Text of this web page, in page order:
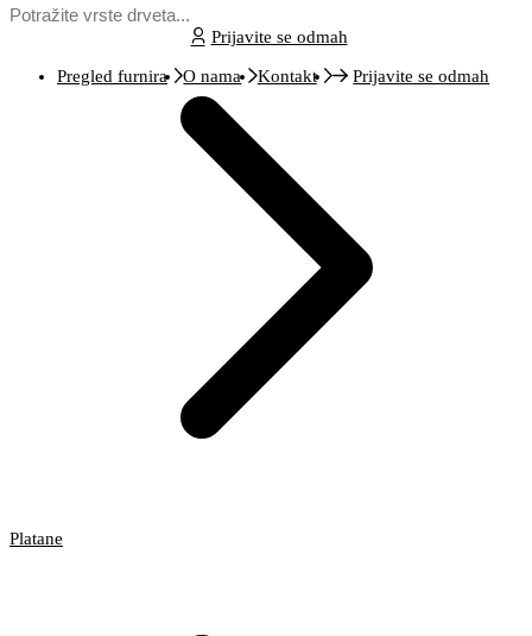
Prijavite se odmah
Pregled furnira O nama Kontakt Prijavite se odmah
Platane